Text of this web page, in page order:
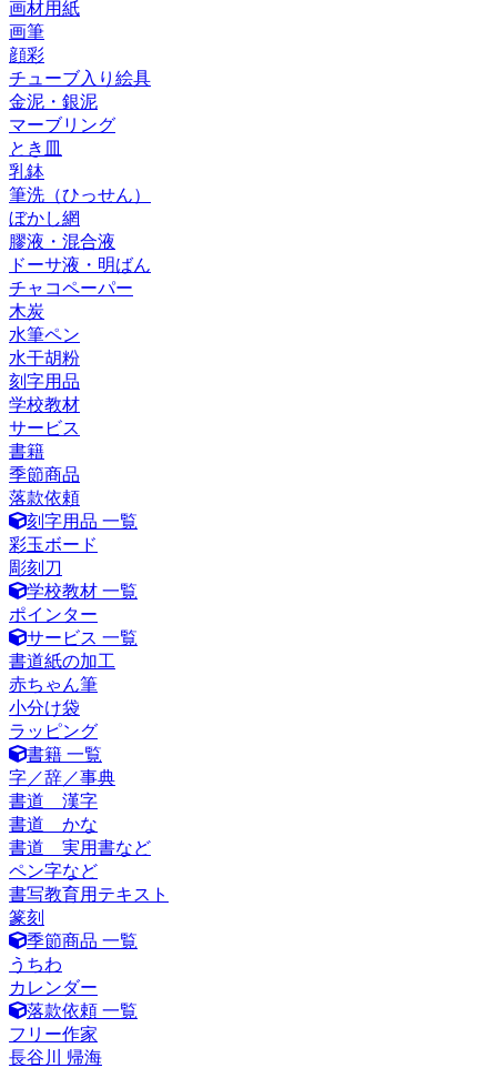
画材用紙
画筆
顔彩
チューブ入り絵具
金泥・銀泥
マーブリング
とき皿
乳鉢
筆洗（ひっせん）
ぼかし網
膠液・混合液
ドーサ液・明ばん
チャコペーパー
木炭
水筆ペン
水干胡粉
刻字用品
学校教材
サービス
書籍
季節商品
落款依頼
刻字用品 一覧
彩玉ボード
彫刻刀
学校教材 一覧
ポインター
サービス 一覧
書道紙の加工
赤ちゃん筆
小分け袋
ラッピング
書籍 一覧
字／辞／事典
書道 漢字
書道 かな
書道 実用書など
ペン字など
書写教育用テキスト
篆刻
季節商品 一覧
うちわ
カレンダー
落款依頼 一覧
フリー作家
長谷川 帰海